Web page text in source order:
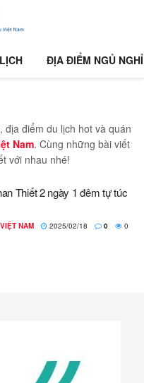
ĐỊA ĐIỂM NGỦ NGHỈ
địa điểm du lịch hot và quán
Nam. Cùng những bài viết
với nhau nhé!
Thiết 2 ngày 1 đêm tự túc
NAM 2025/02/18 0 0